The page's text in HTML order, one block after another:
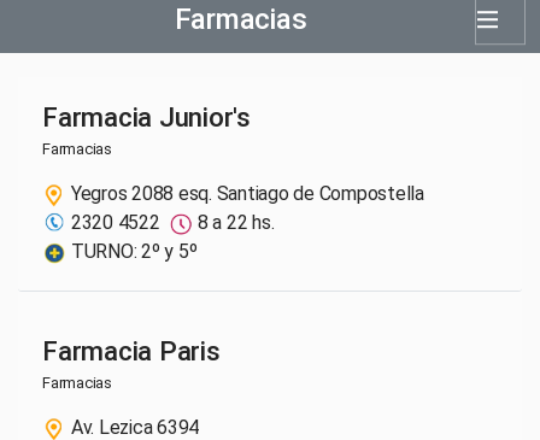
Farmacias
Farmacia Junior's
Farmacias
Yegros 2088 esq. Santiago de Compostella
2320 4522
8 a 22 hs.
TURNO: 2º y 5º
Farmacia Paris
Farmacias
Av. Lezica 6394